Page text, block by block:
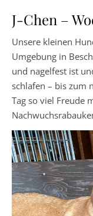
J-Chen –
Unsere kleinen
Umgebung in
und nagelfest ist
schlafen – bis zum
Tag so viel Freude